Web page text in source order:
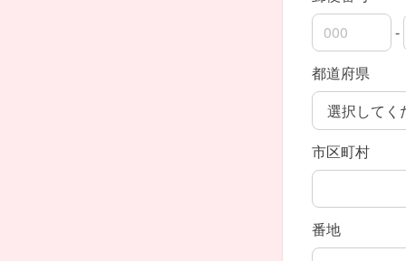
郵便番号の上-
郵便番号の下
都道府県
市区町村
番地